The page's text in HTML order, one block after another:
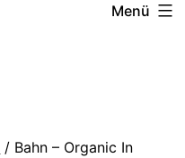
Menü
/ Bahn – Organic In